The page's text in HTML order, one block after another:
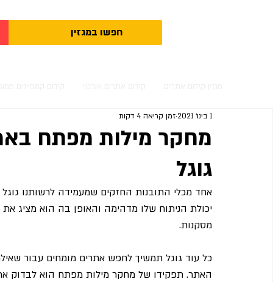
מחקר מילות מפתח
גוגל
1 בינו׳ 2021 זמן קריאה 4 דקות
אחד מכלי התובנות החזקים שמעמידה לרשותנו
יכולת הניתוח שלו מדהימה והאופן בה הוא מציג
מסקנות.
כל עוד גוגל תמשיך לחפש אתרים מומחים עבור
האתר. תפקידו של מחקר מילות מפתח הוא לבדוק